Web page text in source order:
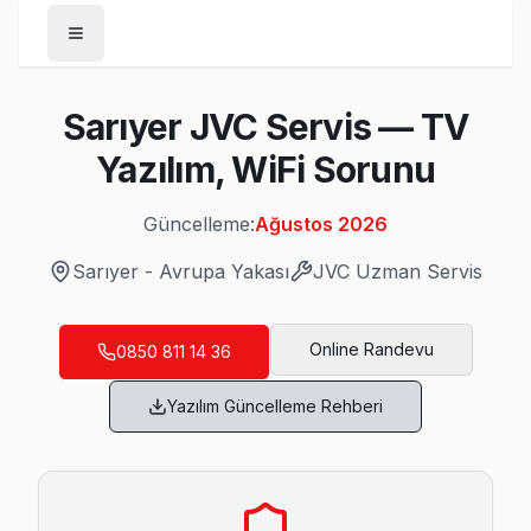
/Sarıyer
JVC
Son Güncelleme:Ağustos 2026
Sarıyer'da Mahalle Mahalle JVC TV Servis
Ayazağa JVC Servis
Sarıyer JVC Servis — TV
Yazılım, WiFi Sorunu
Güncelleme:Ağustos 2026
Sarıyer - Avrupa Yakası JVC Uzman Servis
0850 811 14 36 Online Randevu
Yazılım Güncelleme Rehberi